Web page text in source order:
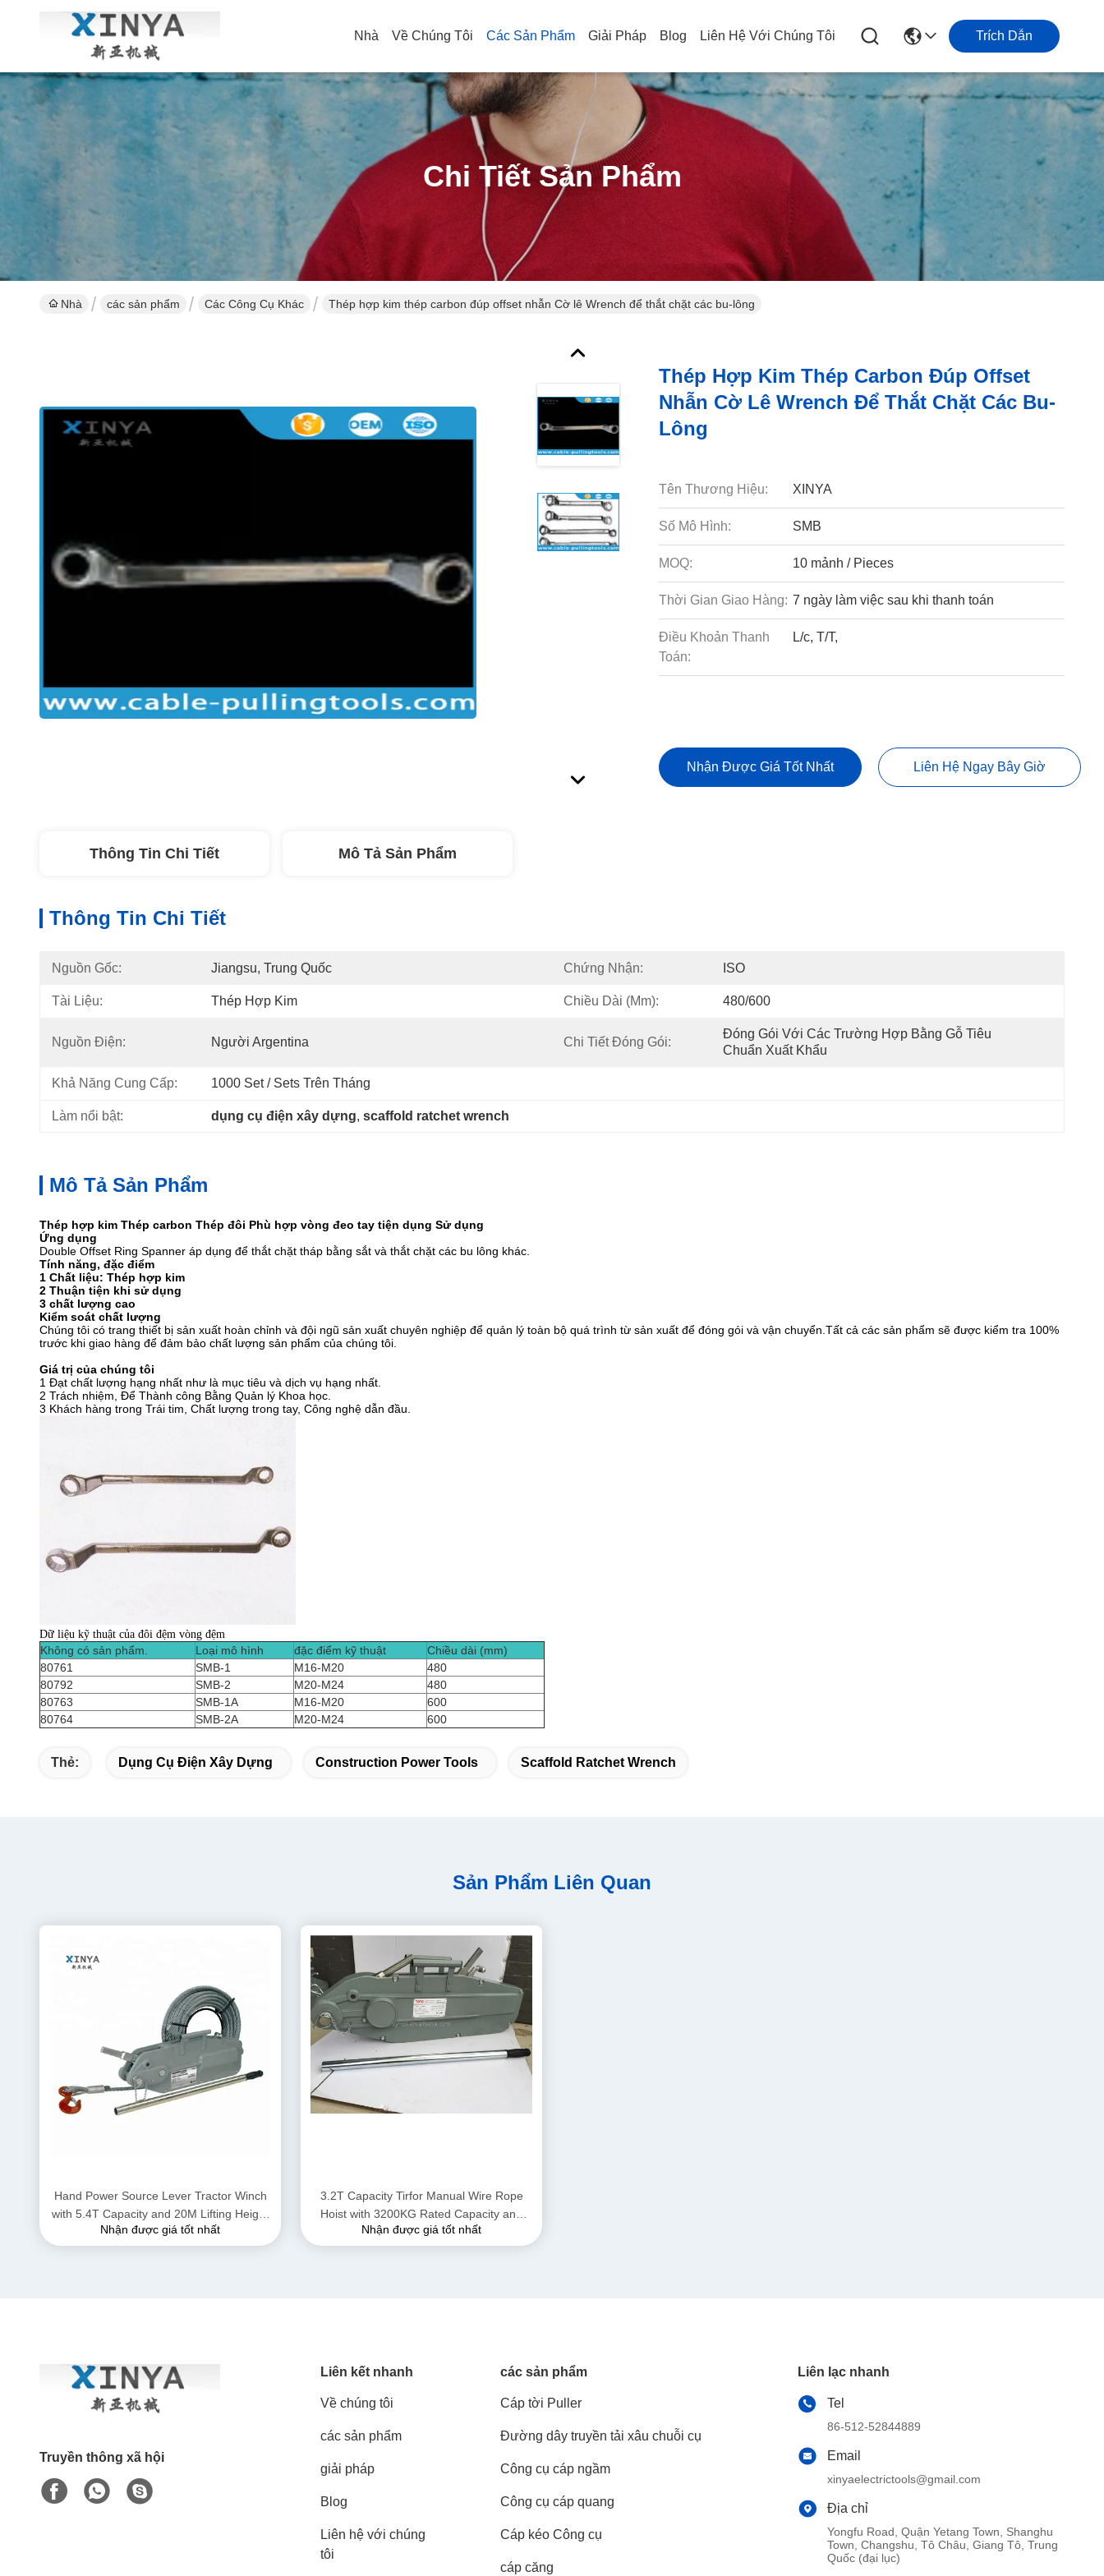
Nhà Về Chúng Tôi Các Sản Phẩm Giải Pháp Blog Liên Hệ Với Chúng Tôi Trích Dẫn
Chi Tiết Sản Phẩm
Nhà các sản phẩm Các Công Cụ Khác Thép hợp kim thép carbon đúp offset nhẫn Cờ lê Wrench để thắt chặt các bu-lông
Thép Hợp Kim Thép Carbon Đúp Offset
Nhẫn Cờ Lê Wrench Để Thắt Chặt Các Bu-
Lông
Tên Thương Hiệu: XINYA
Số Mô Hình: SMB
MOQ: 10 mảnh / Pieces
Thời Gian Giao Hàng: 7 ngày làm việc sau khi thanh toán
Điều Khoản Thanh
Toán:
L/c, T/T,
Nhận Được Giá Tốt Nhất Liên Hệ Ngay Bây Giờ
Thông Tin Chi Tiết Mô Tả Sản Phẩm
Thông Tin Chi Tiết
Nguồn Gốc: Jiangsu, Trung Quốc Chứng Nhận: ISO
Tài Liệu: Thép Hợp Kim Chiều Dài (mm): 480/600
Nguồn Điện: Người Argentina Chi Tiết Đóng Gói:
Đóng Gói Với Các Trường Hợp Bằng Gỗ Tiêu
Chuẩn Xuất Khẩu
Khả Năng Cung Cấp: 1000 Set / Sets Trên Tháng
Làm nổi bật: dụng cụ điện xây dựng, scaffold ratchet wrench
Mô Tả Sản Phẩm
Thép hợp kim Thép carbon Thép đôi Phù hợp vòng đeo tay tiện dụng Sử dụng
Ứng dụng
Double Offset Ring Spanner áp dụng để thắt chặt tháp bằng sắt và thắt chặt các bu lông khác.
Tính năng, đặc điểm
1 Chất liệu: Thép hợp kim
2 Thuận tiện khi sử dụng
3 chất lượng cao
Kiểm soát chất lượng
Chúng tôi có trang thiết bị sản xuất hoàn chỉnh và đội ngũ sản xuất chuyên nghiệp để quản lý toàn bộ quá trình từ sản xuất để đóng gói và vận chuyển.Tất cả các sản phẩm sẽ được kiểm tra 100%
trước khi giao hàng để đảm bảo chất lượng sản phẩm của chúng tôi.
Giá trị của chúng tôi
1 Đạt chất lượng hạng nhất như là mục tiêu và dịch vụ hạng nhất.
2 Trách nhiệm, Để Thành công Bằng Quản lý Khoa học.
3 Khách hàng trong Trái tim, Chất lượng trong tay, Công nghệ dẫn đầu.
Dữ liệu kỹ thuật của đôi đệm vòng đệm
Không có sản phẩm. Loại mô hình đặc điểm kỹ thuật
Chiều dài (mm)
80761
SMB-1 M16-M20
480
80792
SMB-2 M20-M24
480
80763
SMB-1A M16-M20
600
80764
SMB-2A M20-M24 600
Thẻ: Dụng Cụ Điện Xây Dựng Construction Power Tools Scaffold Ratchet Wrench
Sản Phẩm Liên Quan
Hand Power Source Lever Tractor Winch
with 5.4T Capacity and 20M Lifting Height
for Wire Rope Pulling
Nhận được giá tốt nhất
3.2T Capacity Tirfor Manual Wire Rope
Hoist with 3200KG Rated Capacity and
16mm Rope Diameter for Heavy Lifting
Nhận được giá tốt nhất
Truyền thông xã hội
Liên kết nhanh
Về chúng tôi
các sản phẩm
giải pháp
Blog
Liên hệ với chúng
tôi
các sản phẩm
Cáp tời Puller
Đường dây truyền tải xâu chuỗi cụ
Công cụ cáp ngầm
Công cụ cáp quang
Cáp kéo Công cụ
cáp căng
Liên lạc nhanh
Tel
86-512-52844889
Email
xinyaelectrictools@gmail.com
Địa chỉ
Yongfu Road, Quận Yetang Town, Shanghu
Town, Changshu, Tô Châu, Giang Tô, Trung
Quốc (đại lục)